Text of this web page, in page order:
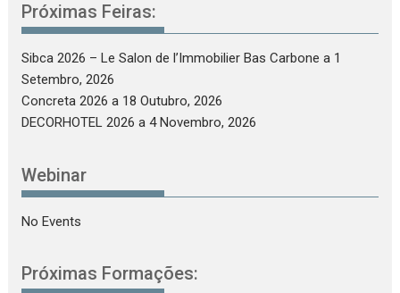
Próximas Feiras:
Sibca 2026 – Le Salon de l’Immobilier Bas Carbone a 1
Setembro, 2026
Concreta 2026 a 18 Outubro, 2026
DECORHOTEL 2026 a 4 Novembro, 2026
Webinar
No Events
Próximas Formações: